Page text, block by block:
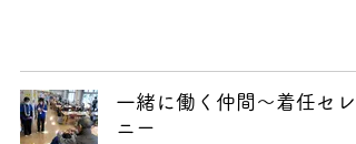
一緒に働く仲間〜着任セレ
ニー